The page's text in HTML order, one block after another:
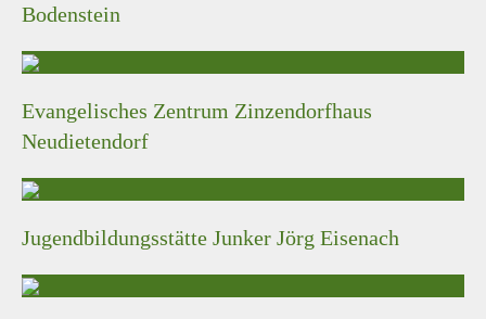
Bodenstein
Evangelisches Zentrum Zinzendorfhaus
Neudietendorf
Jugendbildungsstätte Junker Jörg Eisenach